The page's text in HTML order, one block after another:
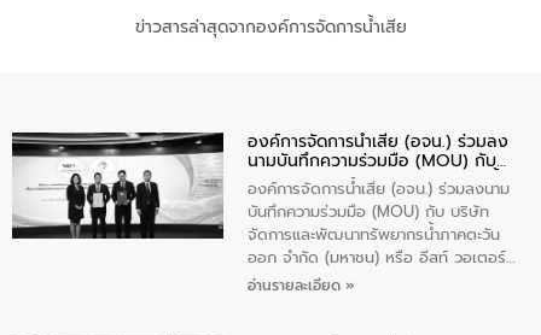
ข่าวสารล่าสุดจากองค์การจัดการน้ำเสีย
องค์การจัดการน้ำเสีย (อจน.) ร่วมลง
นามบันทึกความร่วมมือ (MOU) กับ
บริษัท จัดการและพัฒนาทรัพยากรน้ำ
ภาคตะวันออก จำกัด (มหาชน) หรือ อีส
ท์ วอเตอร์
องค์การจัดการน้ำเสีย (อจน.) ร่วมลงนาม
บันทึกความร่วมมือ (MOU) กับ บริษัท
จัดการและพัฒนาทรัพยากรน้ำภาคตะวัน
ออก จำกัด (มหาชน) หรือ อีสท์ วอเตอร์
เมื่อวันอังคารที่ 4 สิงหาคม 2569 ณ ห้อง
อ่านรายละเอียด »